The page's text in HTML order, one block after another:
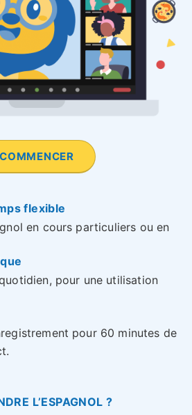
COMMENCER
flexible
en cours particuliers ou en
pour une utilisation
pour 60 minutes de
L’ESPAGNOL ?